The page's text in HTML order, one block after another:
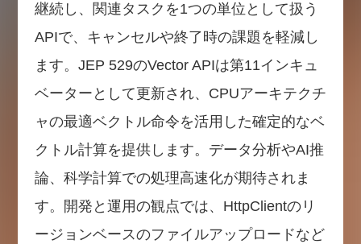
継続し、関連タスクを1つの単位として扱う
APIで、キャンセルや終了時の課題を軽減し
ます。JEP 529のVector APIは第11インキュ
ベーターとして更新され、CPUアーキテクチ
ャの最適ベクトル命令を活用した確定的なベ
クトル計算を提供します。データ分析やAI推
論、科学計算での処理高速化が期待されま
す。開発と運用の観点では、HttpClientのリ
ージョンベースのファイルアップロードなど